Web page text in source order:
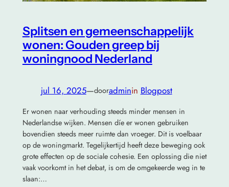
Splitsen en gemeenschappelijk
wonen: Gouden greep bij
woningnood Nederland
jul 16, 2025—dooradminin Blogpost
Er wonen naar verhouding steeds minder mensen in
Nederlandse wijken. Mensen díe er wonen gebruiken
bovendien steeds meer ruimte dan vroeger. Dit is voelbaar
op de woningmarkt. Tegelijkertijd heeft deze beweging ook
grote effecten op de sociale cohesie. Een oplossing die niet
vaak voorkomt in het debat, is om de omgekeerde weg in te
slaan:…